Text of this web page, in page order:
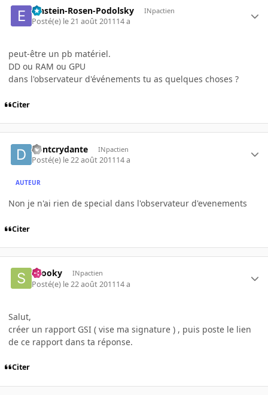
Einstein-Rosen-Podolsky INpactien
Posté(e) le 21 août 201114 a
peut-être un pb matériel.
DD ou RAM ou GPU
dans l'observateur d'événements tu as quelques choses ?
Citer
dontcrydante INpactien
Posté(e) le 22 août 201114 a
AUTEUR
Non je n'ai rien de special dans l'observateur d'evenements
Citer
snooky INpactien
Posté(e) le 22 août 201114 a
Salut,
créer un rapport GSI ( vise ma signature ) , puis poste le lien
de ce rapport dans ta réponse.
Citer